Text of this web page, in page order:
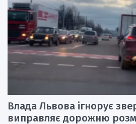
Влада Львова ігнорує
виправляє дорожню